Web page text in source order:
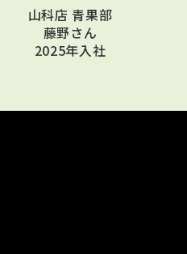
山科店 青果部
藤野さん
2025年入社